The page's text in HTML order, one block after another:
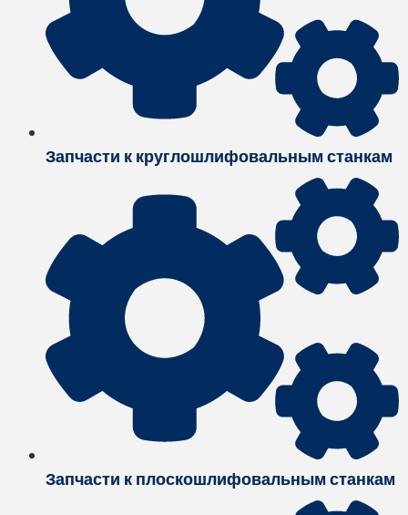
Запчасти к круглошлифовальным станкам
Запчасти к плоскошлифовальным станкам